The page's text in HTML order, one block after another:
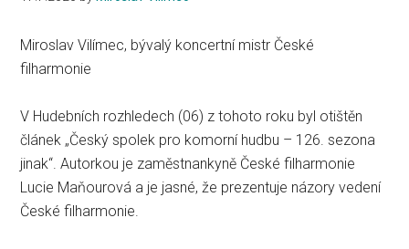
Miroslav Vilímec, bývalý koncertní mistr České
filharmonie
V Hudebních rozhledech (06) z tohoto roku byl otištěn
článek „Český spolek pro komorní hudbu – 126. sezona
jinak“. Autorkou je zaměstnankyně České filharmonie
Lucie Maňourová a je jasné, že prezentuje názory vedení
České filharmonie.